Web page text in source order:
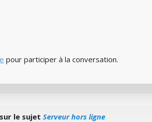
pour participer à la conversation.
sur le sujet Serveur hors ligne